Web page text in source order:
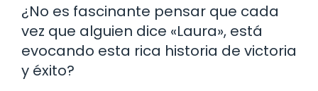
¿No es fascinante pensar que cada
vez que alguien dice «Laura», está
evocando esta rica historia de victoria
y éxito?